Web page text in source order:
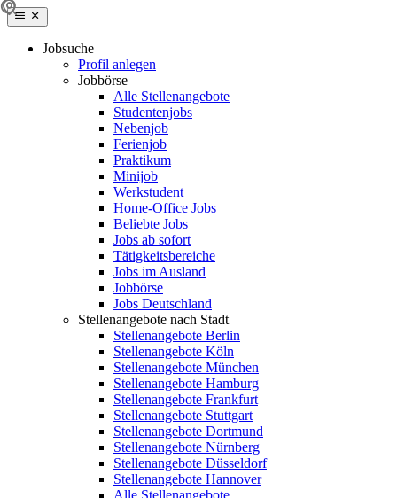
Jobsuche
Profil anlegen
Jobbörse
Alle Stellenangebote
Studentenjobs
Nebenjob
Ferienjob
Praktikum
Minijob
Werkstudent
Home-Office Jobs
Beliebte Jobs
Jobs ab sofort
Tätigkeitsbereiche
Jobs im Ausland
Jobbörse
Jobs Deutschland
Stellenangebote nach Stadt
Stellenangebote Berlin
Stellenangebote Köln
Stellenangebote München
Stellenangebote Hamburg
Stellenangebote Frankfurt
Stellenangebote Stuttgart
Stellenangebote Dortmund
Stellenangebote Nürnberg
Stellenangebote Düsseldorf
Stellenangebote Hannover
Alle Stellenangebote